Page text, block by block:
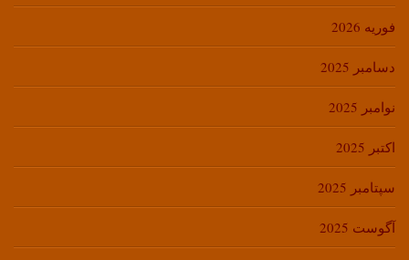
فوریه 2026
دسامبر 2025
نوامبر 2025
اکتبر 2025
سپتامبر 2025
آگوست 2025